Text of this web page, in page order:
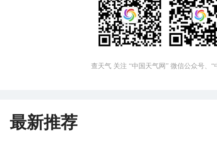
查天气 关注 “中国天气网” 微信公众号、
最新推荐